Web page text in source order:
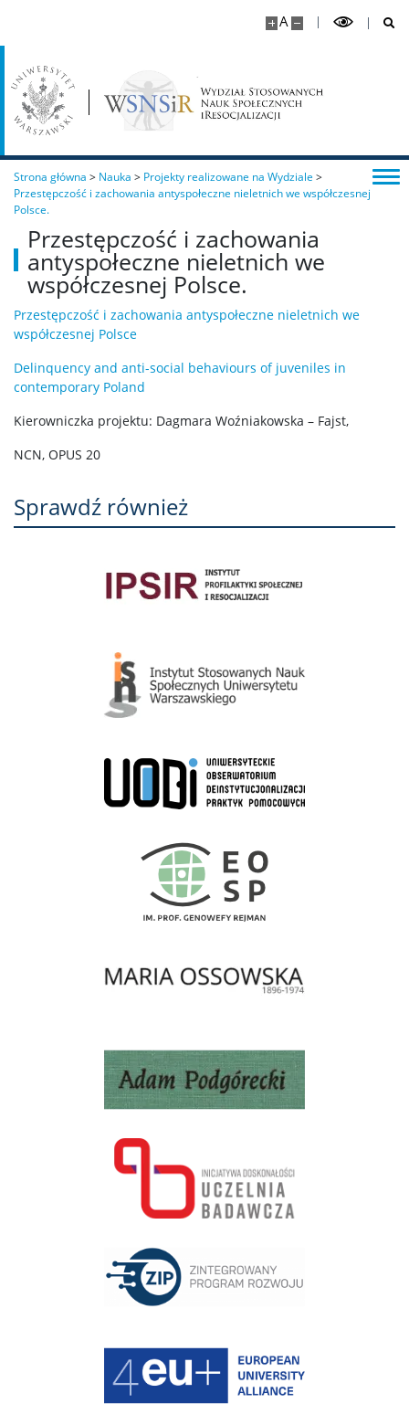
A
Strona główna > Nauka > Projekty realizowane na Wydziale >
Przestępczość i zachowania antyspołeczne nieletnich we współczesnej
Polsce.
Przestępczość i zachowania
antyspołeczne nieletnich we
współczesnej Polsce.
Przestępczość i zachowania antyspołeczne nieletnich we
współczesnej Polsce
Delinquency and anti-social behaviours of juveniles in
contemporary Poland
Kierowniczka projektu: Dagmara Woźniakowska – Fajst,
NCN, OPUS 20
Sprawdź również